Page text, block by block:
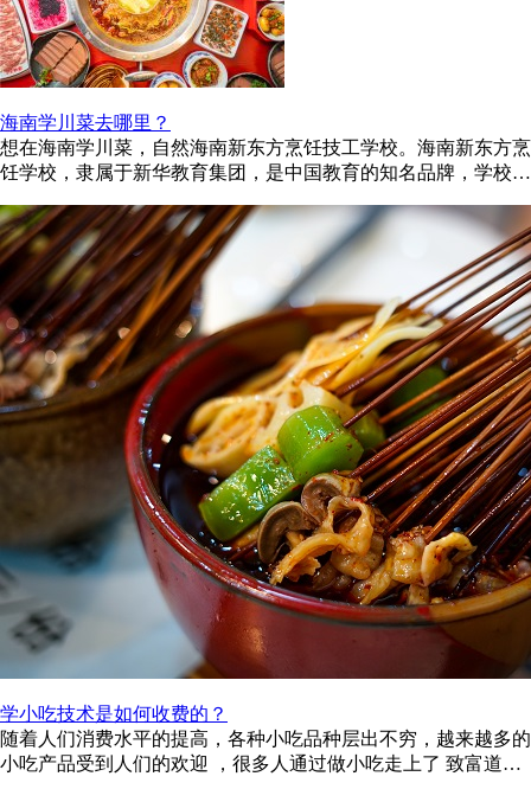
海南学川菜去哪里？
想在海南学川菜，自然海南新东方烹饪技工学校。海南新东方烹
饪学校，隶属于新华教育集团，是中国教育的知名品牌，学校名
学小吃技术是如何收费的？
随着人们消费水平的提高，各种小吃品种层出不穷，越来越多的
小吃产品受到人们的欢迎 ，很多人通过做小吃走上了 致富道路